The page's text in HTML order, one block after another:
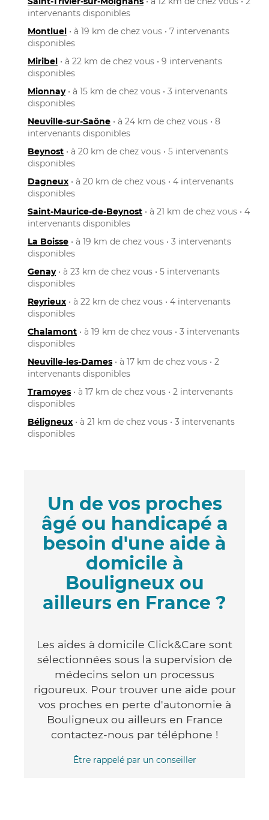
intervenants disponibles
Montluel • à 19 km de chez vous • 7 intervenants
disponibles
Miribel • à 22 km de chez vous • 9 intervenants
disponibles
Mionnay• à 15 km de chez vous • 3 intervenants
disponibles
Neuville-sur-Saône • à 24 km de chez vous • 8
intervenants disponibles
Beynost • à 20 km de chez vous • 5 intervenants
disponibles
Dagneux • à 20 km de chez vous • 4 intervenants
disponibles
Saint-Maurice-de-Beynost • à 21 km de chez vous • 4
intervenants disponibles
La Boisse • à 19 km de chez vous • 3 intervenants
disponibles
Genay• à 23 km de chez vous • 5 intervenants
disponibles
Reyrieux • à 22 km de chez vous • 4 intervenants
disponibles
Chalamont • à 19 km de chez vous • 3 intervenants
disponibles
Neuville-les-Dames • à 17 km de chez vous • 2
intervenants disponibles
Tramoyes • à 17 km de chez vous • 2 intervenants
disponibles
Béligneux • à 21 km de chez vous • 3 intervenants
disponibles
Un de vos proches
âgé ou handicapé a
besoin d'une aide à
domicile à
Bouligneux ou
ailleurs en France ?
Les aides à domicile Click&Care sont
sélectionnées sous la supervision de
médecins selon un processus
rigoureux. Pour trouver une aide pour
vos proches en perte d'autonomie à
Bouligneux ou ailleurs en France
contactez-nous par téléphone !
Être rappelé par un conseiller